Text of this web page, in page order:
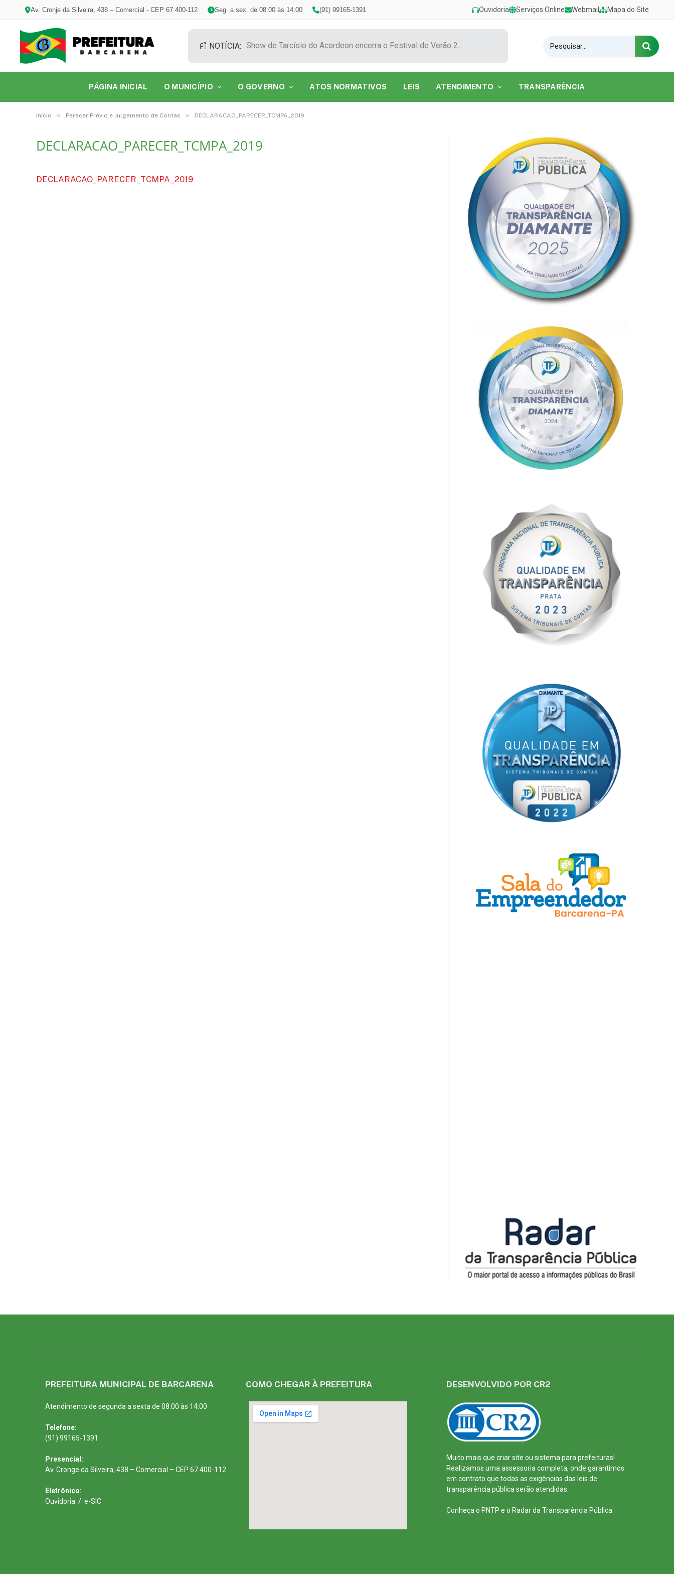
Av. Cronje da Silveira, 438 – Comercial - CEP 67.400-112 Seg. a sex. de 08:00 às 14:00 (91) 99165-1391 Ouvidoria Serviços Online Webmail Mapa do Site
📰 NOTÍCIA: Show de Tarcísio do Acordeon encerra o Festival de Verão 2026 na Praia do Caripi
PÁGINA INICIAL O MUNICÍPIO O GOVERNO ATOS NORMATIVOS LEIS ATENDIMENTO TRANSPARÊNCIA
Início » Parecer Prévio e Julgamento de Contas » DECLARACAO_PARECER_TCMPA_2019
DECLARACAO_PARECER_TCMPA_2019
DECLARACAO_PARECER_TCMPA_2019
PREFEITURA MUNICIPAL DE BARCARENA
Atendimento de segunda a sexta de 08:00 às 14:00
Telefone:
(91) 99165-1391
Presencial:
Av. Cronge da Silveira, 438 – Comercial – CEP 67.400-112
Eletrônico:
Ouvidoria / e-SIC
COMO CHEGAR À PREFEITURA DESENVOLVIDO POR CR2
Muito mais que criar site ou sistema para prefeituras!
Realizamos uma assessoria completa, onde garantimos
em contrato que todas as exigências das leis de
transparência pública serão atendidas.
Conheça o PNTP e o Radar da Transparência Pública